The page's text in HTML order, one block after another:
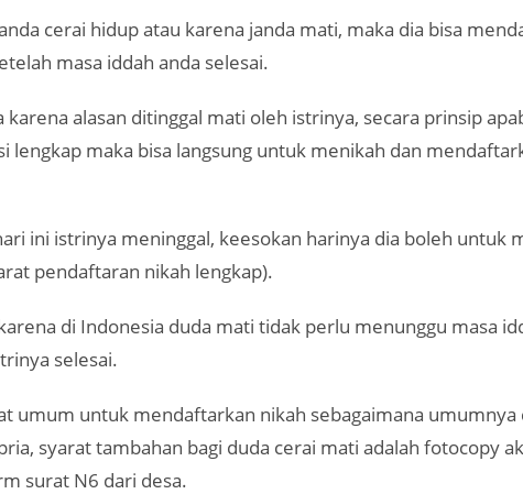
cerai hidup atau karena janda mati, maka dia bisa
masa iddah anda selesai.
karena alasan ditinggal mati oleh istrinya, secara prinsip
lengkap maka bisa langsung untuk menikah dan
ini istrinya meninggal, keesokan harinya dia boleh untuk
pendaftaran nikah lengkap).
di Indonesia duda mati tidak perlu menunggu masa
selesai.
umum untuk mendaftarkan nikah sebagaimana umumnya
syarat tambahan bagi duda cerai mati adalah fotocopy
surat N6 dari desa.